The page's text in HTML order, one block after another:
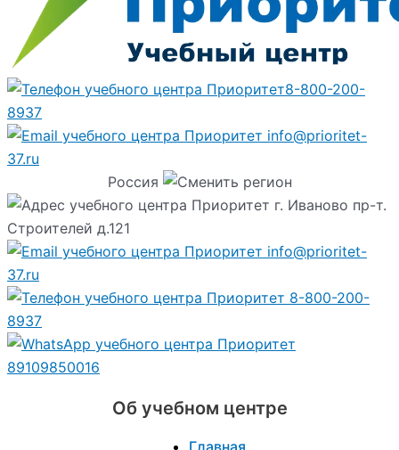
8-800-200-
8937
info@prioritet-
37.ru
Россия
г. Иваново пр-т.
Строителей д.121
info@prioritet-
37.ru
8-800-200-
8937
89109850016
Об учебном центре
Главная